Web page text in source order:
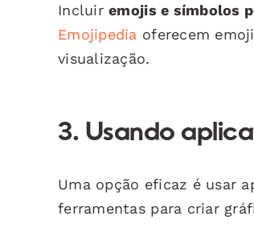
Incluiremojis e símbolos
Emojipedia oferecem
visualização.
3. Usando
Uma opção eficaz é usar
ferramentas para criar